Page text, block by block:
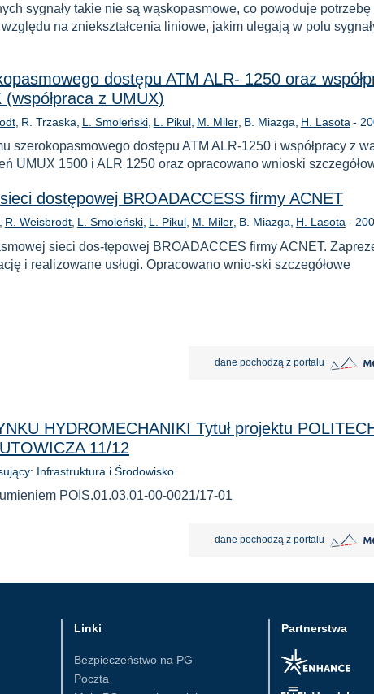
sygnały takie nie są wąskopasmowe, co powoduje
na zniekształcenia liniowe, jakim ulegają w polu
dostępu ATM ALR- 1250 oraz
z UMUX)
R. Trzaska L. Smoleński L. Pikul M. Miler B. Miazga H. Lasota -
szerokopasmowego dostępu ATM ALR-1250 i współpracy z
UMUX 1500 i ALR 1250 oraz opracowano wnioski
dostępowej BROADACCESS firmy ACNET
R. Weisbrodt L. Smoleński L. Pikul M. Miler B. Miazga H. Lasota - Rok
sieci dos-tępowej BROADACCES firmy ACNET.
i realizowane usługi. Opracowano wnio-ski szczegółowe
dane pochodzą z portalu MOST
HYDROMECHANIKI Tytuł projektu
11/12
Infrastruktura i Środowisko
POIS.01.03.01-00-0021/17-01
dane pochodzą z portalu MOST
Partnerstwa
Linki
Bezpieczeństwo na PG
Poczta